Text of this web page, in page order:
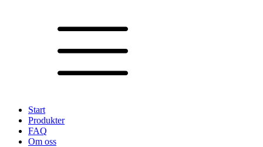
Start
Produkter
FAQ
Om oss